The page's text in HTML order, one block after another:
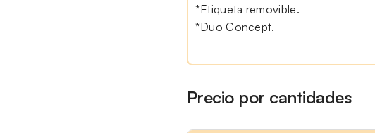
*Etiqueta removible.
*Duo Concept.
Precio por cantidades